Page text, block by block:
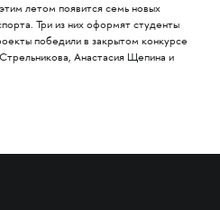
летом появится семь новых
Три из них оформят студенты
победили в закрытом конкурсе
Анастасия Щепина и